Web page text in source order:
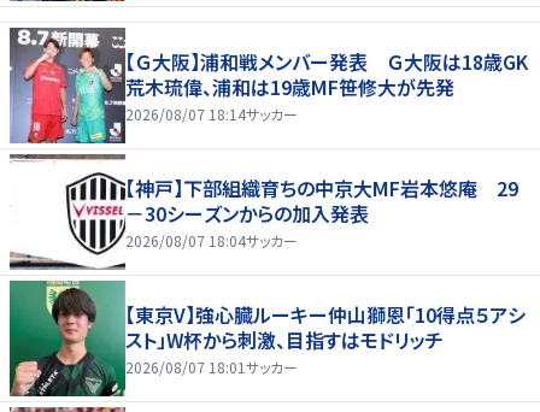
【Ｇ大阪】浦和戦メンバー発表 Ｇ大阪は18歳GK
荒木琉偉、浦和は19歳MF笹修大が先発
2026/08/07 18:14サッカー
【神戸】下部組織育ちの中京大MF岩本悠庵 29
－30シーズンからの加入発表
2026/08/07 18:04サッカー
【東京V】強心臓ルーキー仲山獅恩「10得点５アシ
スト」W杯から刺激、目指すはモドリッチ
2026/08/07 18:01サッカー